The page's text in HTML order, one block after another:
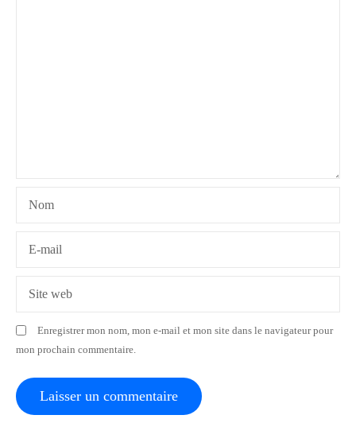
t
i
c
l
Nom
E-mail
Site web
Enregistrer mon nom, mon e-mail et mon site dans le navigateur pour
mon prochain commentaire.